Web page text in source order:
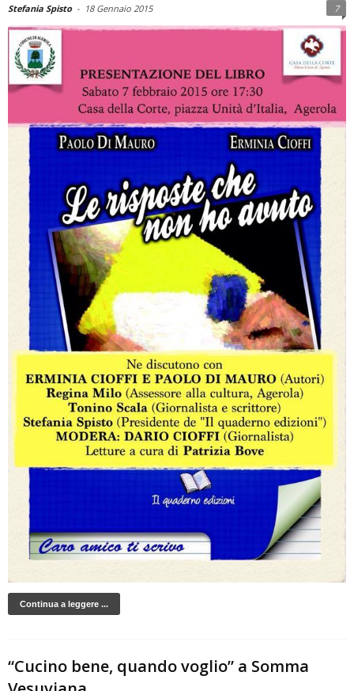
Stefania Spisto - 18 Gennaio 2015 7
Continua a leggere ...
“Cucino bene, quando voglio” a Somma